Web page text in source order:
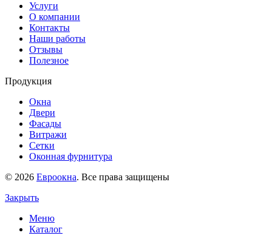
Услуги
О компании
Контакты
Наши работы
Отзывы
Полезное
Продукция
Окна
Двери
Фасады
Витражи
Сетки
Оконная фурнитура
© 2026 Евроокна. Все права защищены
Закрыть
Меню
Каталог